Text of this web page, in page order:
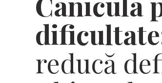
reducă